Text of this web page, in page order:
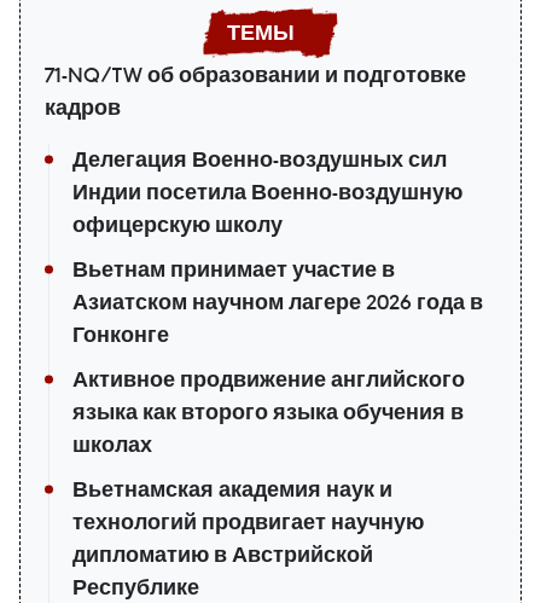
71-NQ/TW об образовании и подготовке
кадров
Делегация Военно-воздушных сил
Индии посетила Военно-воздушную
офицерскую школу
Вьетнам принимает участие в
Азиатском научном лагере 2026 года в
Гонконге
Активное продвижение английского
языка как второго языка обучения в
школах
Вьетнамская академия наук и
технологий продвигает научную
дипломатию в Австрийской
Республике